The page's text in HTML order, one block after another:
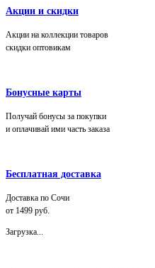
Акции и скидки
Акции на коллекции товаров
скидки оптовикам
Бонусные карты
Получай бонусы за покупки
и оплачивай ими часть заказа
Бесплатная доставка
Доставка по Сочи
от 1499 руб.
Загрузка...